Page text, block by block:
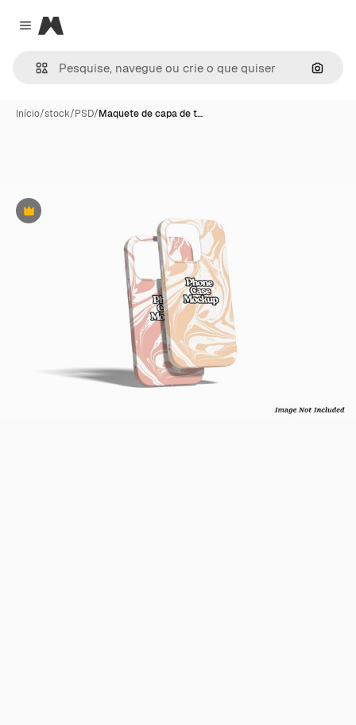
Close menu
Magnific
Início/stock/PSD/Maquete de capa de t…
Premium